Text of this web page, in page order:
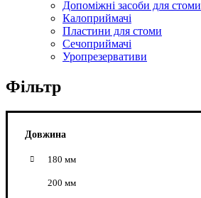
Допоміжні засоби для стоми
Калоприймачі
Пластини для стоми
Сечоприймачі
Уропрезервативи
Фільтр
Довжина
180 мм
200 мм